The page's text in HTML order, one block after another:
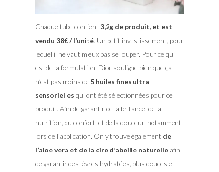
Chaque tube contient 3,2g de produit, et est
vendu 38€ / l’unité. Un petit investissement, pour
lequel il ne vaut mieux pas se louper. Pour ce qui
est de la formulation, Dior souligne bien que ça
n’est pas moins de 5 huiles fines ultra
sensorielles qui ont été sélectionnées pour ce
produit. Afin de garantir de la brillance, de la
nutrition, du confort, et de la douceur, notamment
lors de l’application. On y trouve également de
l’aloe vera et de la cire d’abeille naturelleafin
de garantir des lèvres hydratées, plus douces et